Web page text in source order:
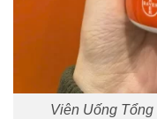
Viên Uống Tổng